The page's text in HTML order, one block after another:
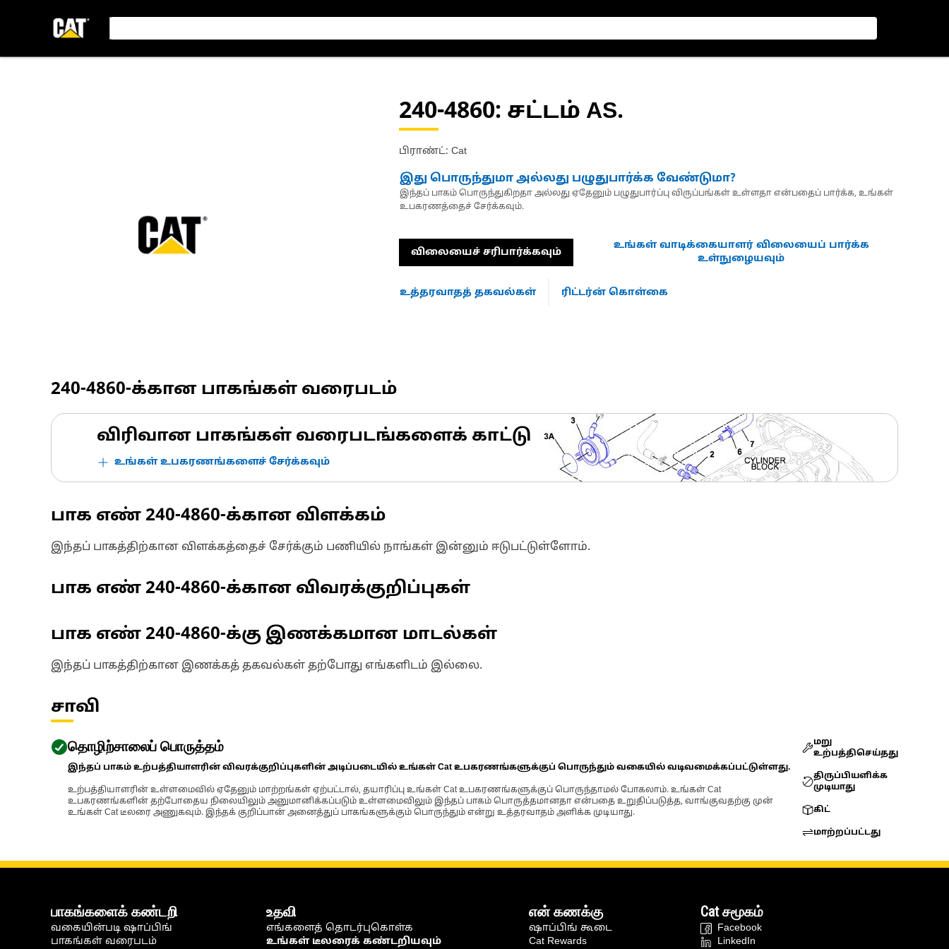
240-4860: சட்டம் AS.
பிராண்ட்: Cat
இது பொருந்துமா அல்லது பழுதுபார்க்க வேண்டுமா?
இந்தப் பாகம் பொருந்துகிறதா அல்லது ஏதேனும் பழுதுபார்ப்பு விருப்பங்கள் உள்ளதா என்பதைப் பார்க்க, உங்கள்
உபகரணத்தைச் சேர்க்கவும்.
விலையைச் சரிபார்க்கவும்
உங்கள் வாடிக்கையாளர் விலையைப் பார்க்க
உள்நுழையவும்
உத்தரவாதத் தகவல்கள் ரிட்டர்ன் கொள்கை
240-4860-க்கான பாகங்கள் வரைபடம்
விரிவான பாகங்கள் வரைபடங்களைக் காட்டு
உங்கள் உபகரணங்களைச் சேர்க்கவும்
பாக எண் 240-4860-க்கான விளக்கம்
இந்தப் பாகத்திற்கான விளக்கத்தைச் சேர்க்கும் பணியில் நாங்கள் இன்னும் ஈடுபட்டுள்ளோம்.
பாக எண் 240-4860-க்கான விவரக்குறிப்புகள்
பாக எண் 240-4860-க்கு இணக்கமான மாடல்கள்
இந்தப் பாகத்திற்கான இணக்கத் தகவல்கள் தற்போது எங்களிடம் இல்லை.
சாவி
தொழிற்சாலைப் பொருத்தம்
இந்தப் பாகம் உற்பத்தியாளரின் விவரக்குறிப்புகளின் அடிப்படையில் உங்கள் Cat உபகரணங்களுக்குப் பொருந்தும் வகையில் வடிவமைக்கப்பட்டுள்ளது.
உற்பத்தியாளரின் உள்ளமைவில் ஏதேனும் மாற்றங்கள் ஏற்பட்டால், தயாரிப்பு உங்கள் Cat உபகரணங்களுக்குப் பொருந்தாமல் போகலாம். உங்கள் Cat
உபகரணங்களின் தற்போதைய நிலையிலும் அனுமானிக்கப்படும் உள்ளமைவிலும் இந்தப் பாகம் பொருத்தமானதா என்பதை உறுதிப்படுத்த, வாங்குவதற்கு முன்
உங்கள் Cat டீலரை அணுகவும். இந்தக் குறிப்பான் அனைத்துப் பாகங்களுக்கும் பொருந்தும் என்று உத்தரவாதம் அளிக்க முடியாது.
மறு
உற்பத்திசெய்தது
திருப்பியளிக்க
முடியாது
கிட்
மாற்றப்பட்டது
பாகங்களைக் கண்டறி
வகையின்படி ஷாப்பிங்
பாகங்கள் வரைபடம்
உதவி
எங்களைத் தொடர்புகொள்க
உங்கள் டீலரைக் கண்டறியவும்
என் கணக்கு
ஷாப்பிங் கூடை
Cat Rewards
Cat சமூகம்
Facebook
LinkedIn